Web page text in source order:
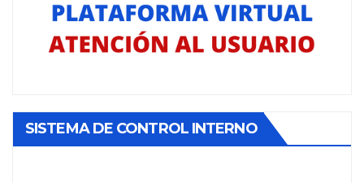
SISTEMA DE CONTROL INTERNO